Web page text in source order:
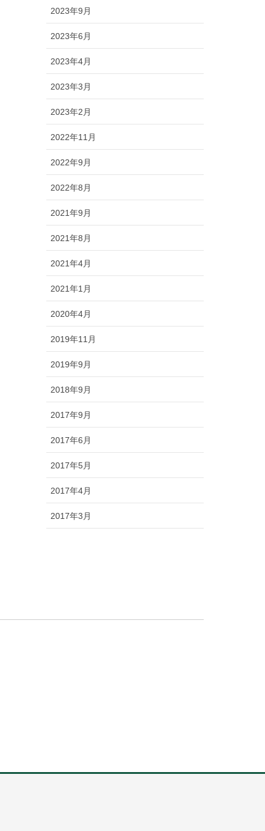
2023年9月
2023年6月
2023年4月
2023年3月
2023年2月
2022年11月
2022年9月
2022年8月
2021年9月
2021年8月
2021年4月
2021年1月
2020年4月
2019年11月
2019年9月
2018年9月
2017年9月
2017年6月
2017年5月
2017年4月
2017年3月